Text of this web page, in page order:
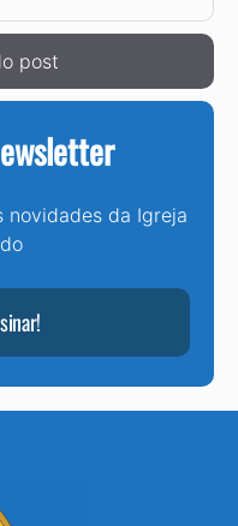
novidades da Igreja